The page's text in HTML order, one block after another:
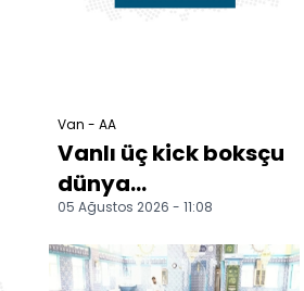
Van - AA
Vanlı üç kick boksçu
dünya
şampiyonasında
Türkiye'yi temsil
edecek
05 Ağustos 2026 - 11:08